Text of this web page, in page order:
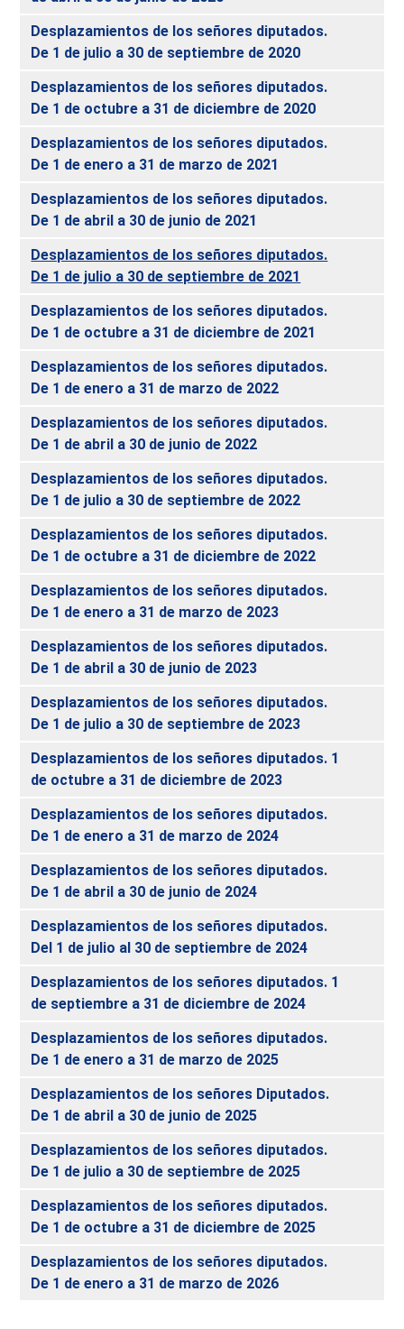
Desplazamientos de los señores diputados.
De 1 de julio a 30 de septiembre de 2020
Desplazamientos de los señores diputados.
De 1 de octubre a 31 de diciembre de 2020
Desplazamientos de los señores diputados.
De 1 de enero a 31 de marzo de 2021
Desplazamientos de los señores diputados.
De 1 de abril a 30 de junio de 2021
Desplazamientos de los señores diputados.
De 1 de julio a 30 de septiembre de 2021
Desplazamientos de los señores diputados.
De 1 de octubre a 31 de diciembre de 2021
Desplazamientos de los señores diputados.
De 1 de enero a 31 de marzo de 2022
Desplazamientos de los señores diputados.
De 1 de abril a 30 de junio de 2022
Desplazamientos de los señores diputados.
De 1 de julio a 30 de septiembre de 2022
Desplazamientos de los señores diputados.
De 1 de octubre a 31 de diciembre de 2022
Desplazamientos de los señores diputados.
De 1 de enero a 31 de marzo de 2023
Desplazamientos de los señores diputados.
De 1 de abril a 30 de junio de 2023
Desplazamientos de los señores diputados.
De 1 de julio a 30 de septiembre de 2023
Desplazamientos de los señores diputados. 1
de octubre a 31 de diciembre de 2023
Desplazamientos de los señores diputados.
De 1 de enero a 31 de marzo de 2024
Desplazamientos de los señores diputados.
De 1 de abril a 30 de junio de 2024
Desplazamientos de los señores diputados.
Del 1 de julio al 30 de septiembre de 2024
Desplazamientos de los señores diputados. 1
de septiembre a 31 de diciembre de 2024
Desplazamientos de los señores diputados.
De 1 de enero a 31 de marzo de 2025
Desplazamientos de los señores Diputados.
De 1 de abril a 30 de junio de 2025
Desplazamientos de los señores diputados.
De 1 de julio a 30 de septiembre de 2025
Desplazamientos de los señores diputados.
De 1 de octubre a 31 de diciembre de 2025
Desplazamientos de los señores diputados.
De 1 de enero a 31 de marzo de 2026